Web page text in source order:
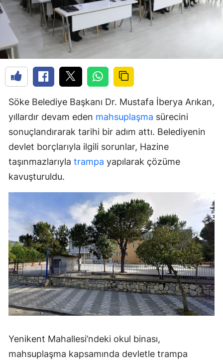
Söke Belediye Başkanı Dr. Mustafa İberya Arıkan,
yıllardır devam eden mahsuplaşma sürecini
sonuçlandırarak tarihi bir adım attı. Belediyenin
devlet borçlarıyla ilgili sorunlar, Hazine
taşınmazlarıyla trampa yapılarak çözüme
kavuşturuldu.
Yenikent Mahallesi’ndeki okul binası,
mahsuplaşma kapsamında devletle trampa